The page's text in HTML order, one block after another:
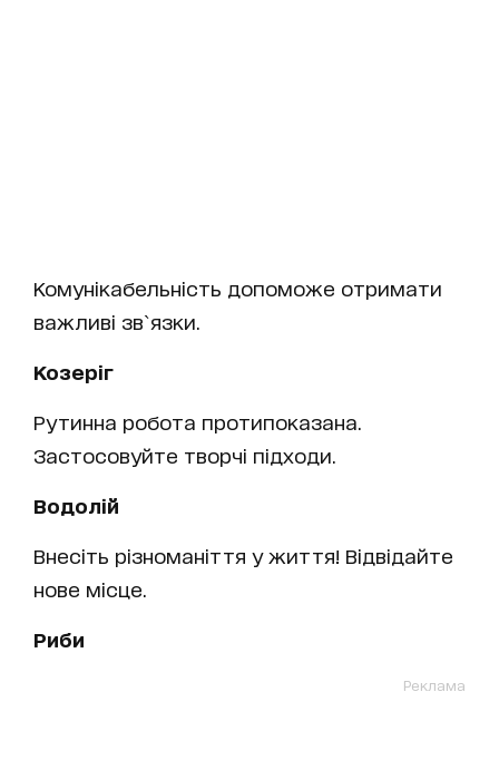
Комунікабельність допоможе отримати
важливі зв`язки.
Козеріг
Рутинна робота протипоказана.
Застосовуйте творчі підходи.
Водолій
Внесіть різноманіття у життя! Відвідайте
нове місце.
Риби
Реклама